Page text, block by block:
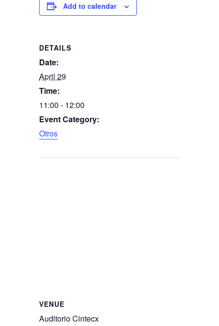
Add to calendar
DETAILS
Date:
April 29
Time:
11:00 - 12:00
Event Category:
Otros
VENUE
Auditorio Cintecx